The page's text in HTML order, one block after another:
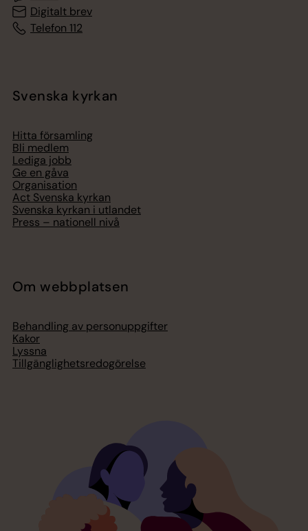
Digitalt brev
Telefon 112
Svenska kyrkan
Hitta församling
Bli medlem
Lediga jobb
Ge en gåva
Organisation
Act Svenska kyrkan
Svenska kyrkan i utlandet
Press – nationell nivå
Om webbplatsen
Behandling av personuppgifter
Kakor
Lyssna
Tillgänglighetsredogörelse